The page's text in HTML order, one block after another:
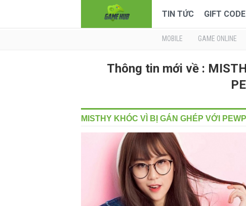
TIN TỨC GIFT CODE
MOBILE GAME ONLINE
Thông tin mới về :
MISTHY KHÓC VÌ BỊ GÁN GHÉP VỚI